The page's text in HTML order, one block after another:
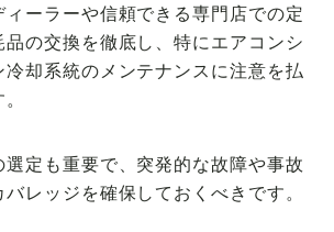
ィーラーや信頼できる専門店での定
の交換を徹底し、特にエアコンシ
冷却系統のメンテナンスに注意を払
選定も重要で、突発的な故障や事故
レッジを確保しておくべきです。